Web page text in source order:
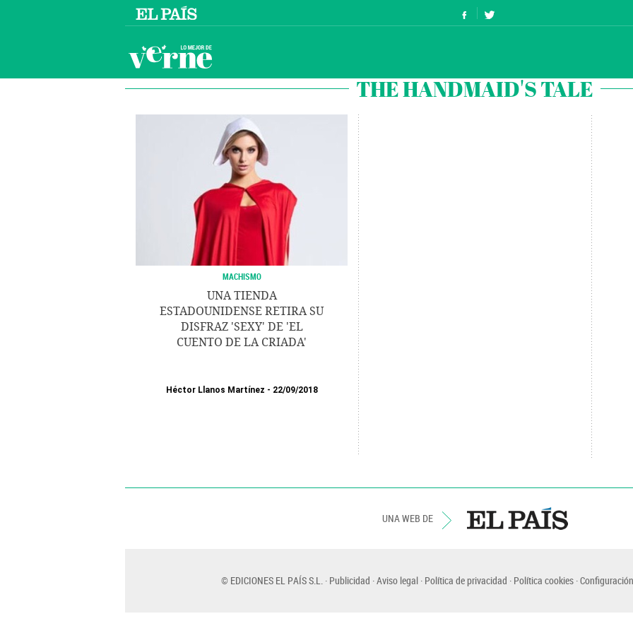
THE HANDMAID'S TALE
MACHISMO
UNA TIENDA
ESTADOUNIDENSE RETIRA SU
DISFRAZ 'SEXY' DE 'EL
CUENTO DE LA CRIADA'
Héctor Llanos Martínez 22/09/2018
UNA WEB DE
© EDICIONES EL PAÍS S.L. Publicidad Aviso legal Política de privacidad Política cookies